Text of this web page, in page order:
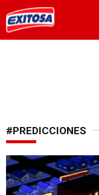
#PREDICCIONES
Viral en redes sociales